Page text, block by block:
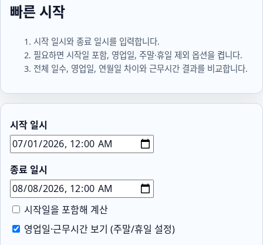
빠른 시작
시작 일시와 종료 일시를 입력합니다.
필요하면 시작일 포함, 영업일, 주말·휴일 제외 옵션을 켭니다.
전체 일수, 영업일, 연월일 차이와 근무시간 결과를 비교합니다.
시작 일시
종료 일시
시작일을 포함해 계산
영업일·근무시간 보기 (주말/휴일 설정)